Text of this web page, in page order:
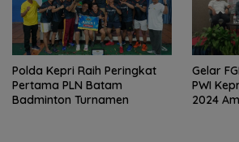
Polda Kepri Raih Peringkat
Pertama PLN Batam
Badminton Turnamen
Gelar
PWI
2024